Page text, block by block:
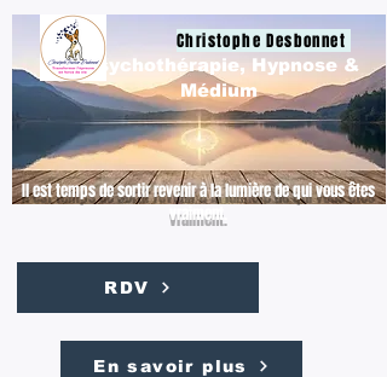
Christophe Desbonnet
Il est temps de sortir revenir à la lumière de qui vous êtes
vraiment.
Psychothérapie, Hypnose &
Médium
RDV
En savoir plus